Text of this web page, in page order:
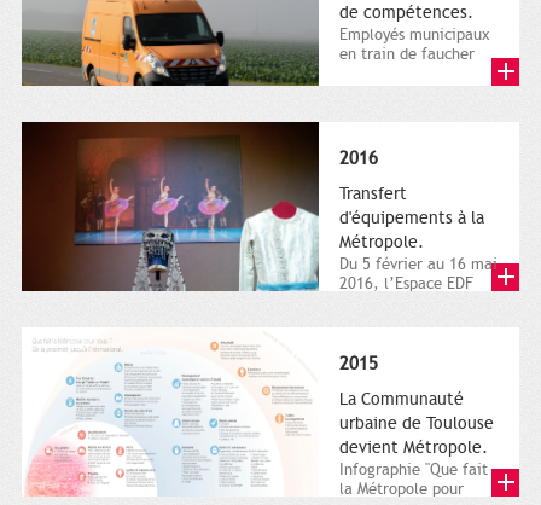
de compétences.
Employés municipaux
en train de faucher
2016
Transfert
d'équipements à la
Métropole.
Du 5 février au 16 mai
2016, l’Espace EDF
2015
La Communauté
urbaine de Toulouse
devient Métropole.
Infographie "Que fait
la Métropole pour